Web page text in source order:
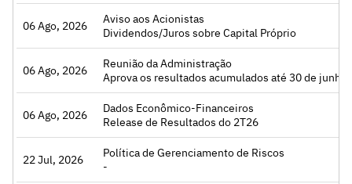
06 Ago, 2026
Aviso aos Acionistas
Dividendos/Juros sobre Capital Próprio
Acessar
06 Ago, 2026
Reunião da Administração
Aprova os resultados acumulados até 30 de junho
Acessar
06 Ago, 2026
Dados Econômico-Financeiros
Release de Resultados do 2T26
Acessar
22 Jul, 2026
Política de Gerenciamento de Riscos
-
Acessar